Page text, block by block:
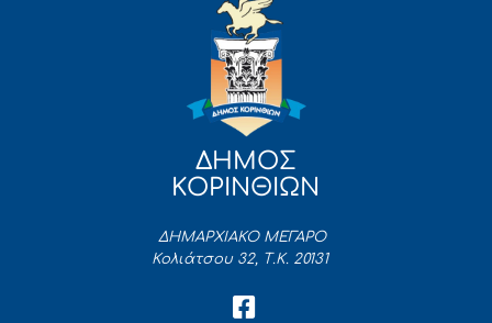
ΔΗΜΟΣ
ΚΟΡΙΝΘΙΩΝ
ΔΗΜΑΡΧΙΑΚΟ ΜΕΓΑΡΟ
Κολιάτσου 32, Τ.Κ. 20131